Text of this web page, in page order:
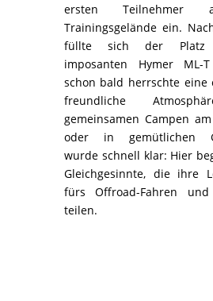
ersten Teilnehmer
Trainingsgelände ein.
füllte sich der
imposanten Hymer ML-
schon bald herrschte eine
freundliche
gemeinsamen Campen
oder in gemütlichen
wurde schnell klar: Hier
Gleichgesinnte, die ihre
fürs Offroad-Fahren und
teilen.